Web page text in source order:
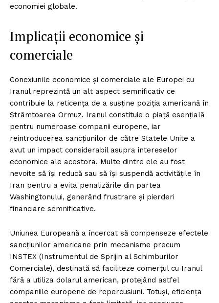
economiei globale.
Implicații economice și
comerciale
Conexiunile economice și comerciale ale Europei cu
Iranul reprezintă un alt aspect semnificativ ce
contribuie la reticența de a susține poziția americană în
Strâmtoarea Ormuz. Iranul constituie o piață esențială
pentru numeroase companii europene, iar
reintroducerea sancțiunilor de către Statele Unite a
avut un impact considerabil asupra intereselor
economice ale acestora. Multe dintre ele au fost
nevoite să își reducă sau să își suspendă activitățile în
Iran pentru a evita penalizările din partea
Washingtonului, generând frustrare și pierderi
financiare semnificative.
Uniunea Europeană a încercat să compenseze efectele
sancțiunilor americane prin mecanisme precum
INSTEX (Instrumentul de Sprijin al Schimburilor
Comerciale), destinată să faciliteze comerțul cu Iranul
fără a utiliza dolarul american, protejând astfel
companiile europene de repercusiuni. Totuși, eficiența